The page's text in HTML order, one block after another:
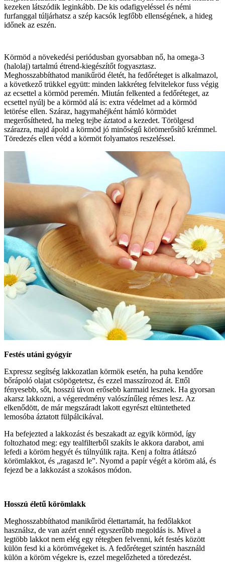
kezeken látszódik leginkább. De kis odafigyeléssel és némi
furfanggal túljárhatsz a szép kacsók legfőbb ellenségének, a hideg
időnek az eszén.
Körmöd a növekedési periódusban gyorsabban nő, ha omega-3
(halolaj) tartalmú étrend-kiegészítőt fogyasztasz.
Meghosszabbíthatod manikűröd életét, ha fedőréteget is alkalmazol,
a következő trükkel együtt: minden lakkréteg felvitelekor fuss végig
az ecsettel a körmöd peremén. Miután felkented a fedőréteget, az
ecsettel nyúlj be a körmöd alá is: extra védelmet ad a körmöd
letörése ellen. Száraz, hagymahéjként hámló körmödet
megerősítheted, ha meleg tejbe áztatod a kezedet. Törölgesd
szárazra, majd ápold a körmöd jó minőségű körömerősítő krémmel.
Töredezés ellen védd a körmöt folyamatos reszeléssel.
Festés utáni gyógyír
Expressz segítség lakkozatlan körmök esetén, ha puha kendőre
bőrápoló olajat csöpögetetsz, és ezzel masszírozod át. Ettől
fényesebb, sőt, hosszú távon erősebb karmaid lesznek. Ha gyorsan
akarsz lakkozni, a végeredmény valószínűleg rémes lesz. Az
elkenődött, de már megszáradt lakott egyrészt eltüntetheted
lemosóba áztatott fülpálcikával.
Ha befejezted a lakkozást és beszakadt az egyik körmöd, így
foltozhatod meg: egy tealfilterből szakíts le akkora darabot, ami
lefedi a köröm hegyét és túlnyúlik rajta. Kenj a foltra átlátszó
körömlakkot, és „ragaszd le”. Nyomd a papír végét a köröm alá, és
fejezd be a lakkozást a szokásos módon.
Hosszú életű körömlakk
Meghosszabbíthatod manikűröd élettartamát, ha fedőlakkot
használsz, de van azért ennél egyszerűbb megoldás is. Mivel a
legtöbb lakkot nem elég egy rétegben felvenni, két festés között
külön fesd ki a körömvégeket is. A fedőréteget szintén használd
külön a köröm végekre is, ezzel megelőzheted a töredezést.